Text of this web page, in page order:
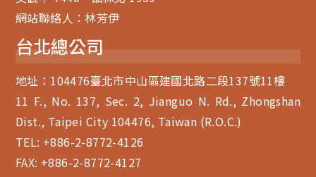
網站聯絡人：林芳伊
台北總公司
地址：104476臺北市中山區建國北路二段137號11樓
11 F., No. 137, Sec. 2, Jianguo N. Rd., Zhongshan
Dist., Taipei City 104476, Taiwan (R.O.C.)
TEL: +886-2-8772-4126
FAX: +886-2-8772-4127